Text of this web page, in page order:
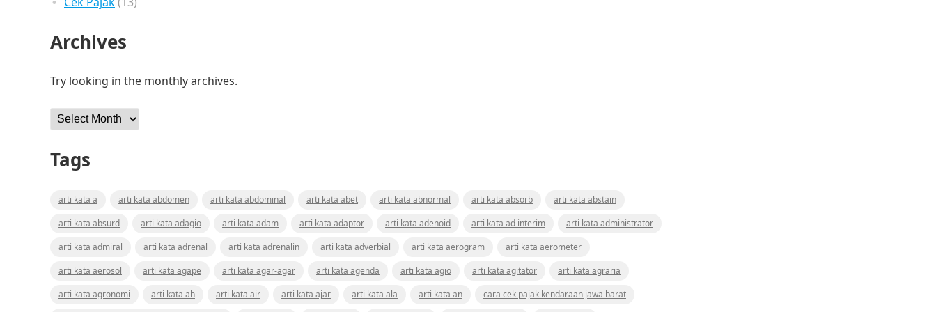
Archives
Try looking in the monthly archives.
Archives
Tags
arti kata a arti kata abdomen arti kata abdominal arti kata abet arti kata abnormal arti kata absorb
arti kata abstain
arti kata absurd
arti kata adagio arti kata adam arti kata adaptor arti kata adenoid arti kata ad interim
arti kata administrator
arti kata admiral
arti kata adrenal arti kata adrenalin arti kata adverbial arti kata aerogram
arti kata aerometer
arti kata aerosol
arti kata agape arti kata agar-agar arti kata agenda arti kata agio arti kata agitator
arti kata agraria
arti kata agronomi
arti kata ah arti kata air arti kata ajar arti kata ala arti kata an
cara cek pajak kendaraan jawa barat